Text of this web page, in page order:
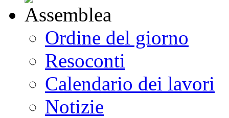
Ordine del giorno
Resoconti
Calendario dei lavori
Notizie